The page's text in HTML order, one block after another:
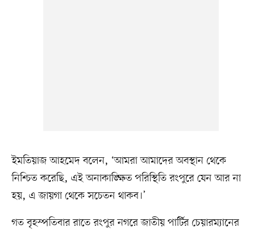
ইমতিয়াজ আহমেদ বলেন, ‘আমরা আমাদের অবস্থান থেকে
নিশ্চিত করেছি, এই অনাকাঙ্ক্ষিত পরিস্থিতি রংপুরে যেন আর না
হয়, এ জায়গা থেকে সচেতন থাকব।’
গত বৃহস্পতিবার রাতে রংপুর নগরে জাতীয় পার্টির চেয়ারম্যানের